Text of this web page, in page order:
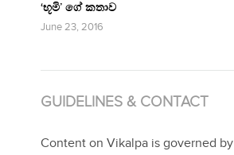
‘භූමි’ ගේ කතාව
June 23, 2016
GUIDELINES & CONTACT
Content on Vikalpa is governed by